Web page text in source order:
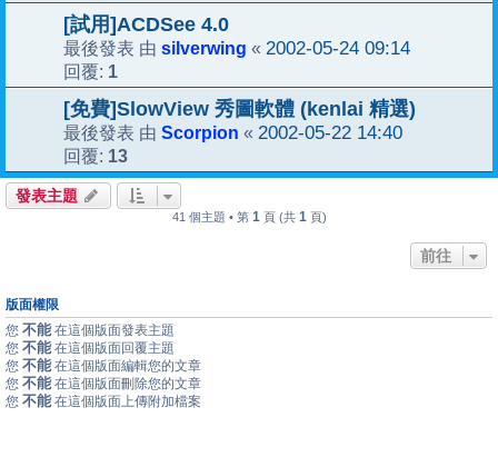
[試用]ACDSee 4.0
最後發表 由 silverwing « 2002-05-24 09:14
回覆: 1
[免費]SlowView 秀圖軟體 (kenlai 精選)
最後發表 由 Scorpion « 2002-05-22 14:40
回覆: 13
發表主題
41 個主題 • 第 1 頁 (共 1 頁)
前往
版面權限
您 不能 在這個版面發表主題
您 不能 在這個版面回覆主題
您 不能 在這個版面編輯您的文章
您 不能 在這個版面刪除您的文章
您 不能 在這個版面上傳附加檔案